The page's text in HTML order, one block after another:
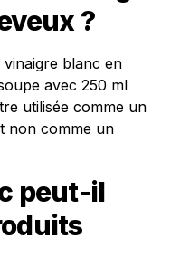
?
blanc en
avec 250 ml
utilisée comme un
non comme un
peut-il